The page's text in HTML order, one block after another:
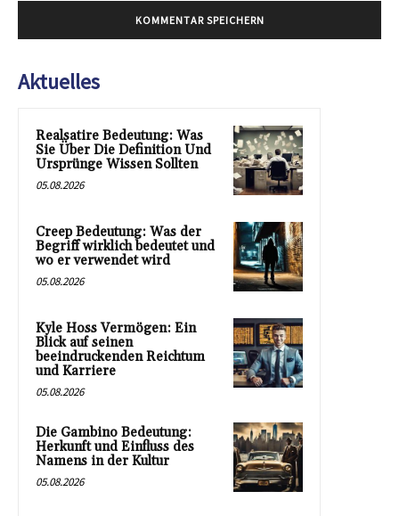
Aktuelles
Realsatire Bedeutung: Was
Sie Über Die Definition Und
Ursprünge Wissen Sollten
05.08.2026
Creep Bedeutung: Was der
Begriff wirklich bedeutet und
wo er verwendet wird
05.08.2026
Kyle Hoss Vermögen: Ein
Blick auf seinen
beeindruckenden Reichtum
und Karriere
05.08.2026
Die Gambino Bedeutung:
Herkunft und Einfluss des
Namens in der Kultur
05.08.2026